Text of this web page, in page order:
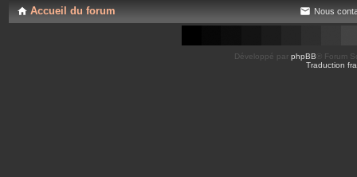
Accueil du forum Nous
Développé par phpBB ® Forum
Traduction